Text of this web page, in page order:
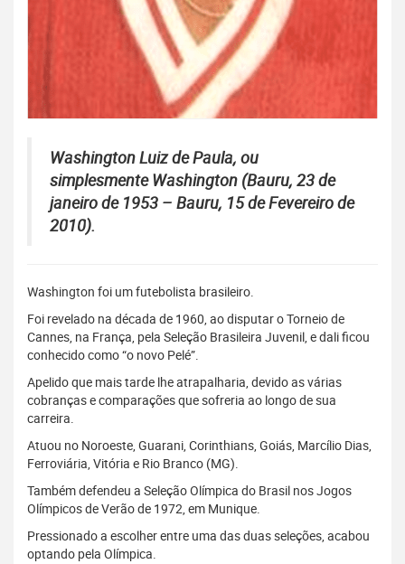
Washington Luiz de Paula, ou
simplesmente Washington (Bauru, 23 de
janeiro de 1953 – Bauru, 15 de Fevereiro de
2010).
Washington foi um futebolista brasileiro.
Foi revelado na década de 1960, ao disputar o Torneio de
Cannes, na França, pela Seleção Brasileira Juvenil, e dali ficou
conhecido como “o novo Pelé”.
Apelido que mais tarde lhe atrapalharia, devido as várias
cobranças e comparações que sofreria ao longo de sua
carreira.
Atuou no Noroeste, Guarani, Corinthians, Goiás, Marcílio Dias,
Ferroviária, Vitória e Rio Branco (MG).
Também defendeu a Seleção Olímpica do Brasil nos Jogos
Olímpicos de Verão de 1972, em Munique.
Pressionado a escolher entre uma das duas seleções, acabou
optando pela Olímpica.